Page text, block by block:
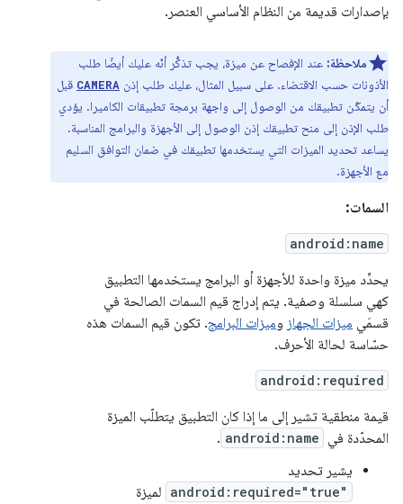
بإصدارات قديمة من النظام الأساسي العنصر.
ملاحظة: عند الإفصاح عن ميزة، يجب تذكُّر أنّه عليك أيضًا طلب
الأذونات حسب الاقتضاء. على سبيل المثال، عليك طلب إذن CAMERA قبل
أن يتمكّن تطبيقك من الوصول إلى واجهة برمجة تطبيقات الكاميرا. يؤدي
طلب الإذن إلى منح تطبيقك إذن الوصول إلى الأجهزة والبرامج المناسبة.
يساعد تحديد الميزات التي يستخدمها تطبيقك في ضمان التوافق السليم
مع الأجهزة.
السمات:
android:name
يحدِّد ميزة واحدة للأجهزة أو البرامج يستخدمها التطبيق
كهي سلسلة وصفية. يتم إدراج قيم السمات الصالحة في
قسمَي ميزات الجهاز وميزات البرامج. تكون قيم السمات هذه
حسّاسة لحالة الأحرف.
android:required
قيمة منطقية تشير إلى ما إذا كان التطبيق يتطلّب الميزة
المحدّدة في android:name
.
يشير تحديد
android:required="true" لميزة